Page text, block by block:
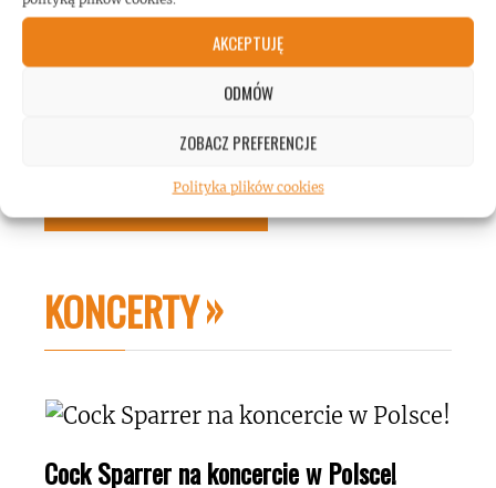
AKCEPTUJĘ
ODMÓW
ZOBACZ PREFERENCJE
Polityka plików cookies
mail
KONCERTY
Cock Sparrer na koncercie w Polsce!